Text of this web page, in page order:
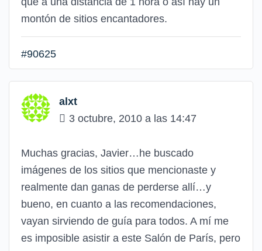
montón de sitios encantadores.
#90625
alxt
3 octubre, 2010 a las 14:47
Muchas gracias, Javier…he buscado
imágenes de los sitios que mencionaste y
realmente dan ganas de perderse allí…y
bueno, en cuanto a las recomendaciones,
vayan sirviendo de guía para todos. A mí me
es imposible asistir a este Salón de París, pero